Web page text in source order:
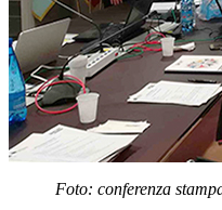
Foto: conferenza